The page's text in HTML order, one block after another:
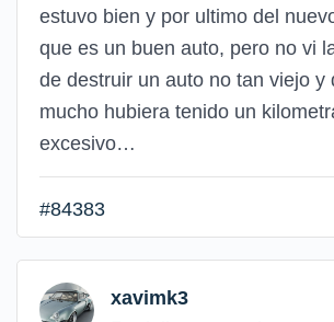
estuvo bien y por ultimo del
que es un buen auto, pero no vi
de destruir un auto no tan viejo y
mucho hubiera tenido un
excesivo…
#84383
xavimk3